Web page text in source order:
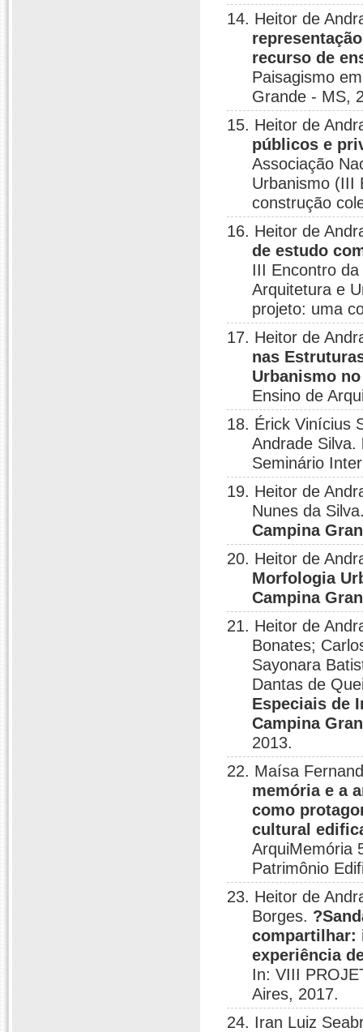
14. Heitor de
recurso de
Paisagismo
Grande - MS,
15. Heitor de
públicos e
Associação
Urbanismo (III
construção
16. Heitor de
de estudo
III Encontro
Arquitetura e
projeto: uma
17. Heitor de
nas
Urbanismo
Ensino de
18. Érick Vinícius
Andrade Silva.
Seminário
19. Heitor de
Nunes da
Campina
20. Heitor de
Morfologia
Campina
21. Heitor de
Bonates;
Sayonara
Dantas de
Especiais de
Campina
2013.
22. Maísa
memória e a
como
cultural
ArquiMemória
Patrimônio
23. Heitor de
Borges.
compartilhar:
experiência
In: VIII
Aires, 2017.
24. Iran Luiz